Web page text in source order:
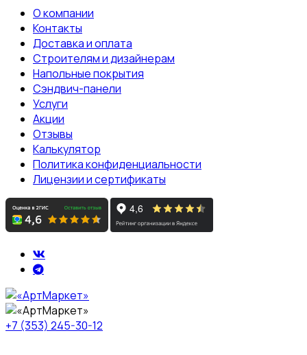
О компании
Контакты
Доставка и оплата
Строителям и дизайнерам
Напольные покрытия
Сэндвич-панели
Услуги
Акции
Отзывы
Калькулятор
Политика конфиденциальности
Лицензии и сертификаты
+7 (353) 245-30-12